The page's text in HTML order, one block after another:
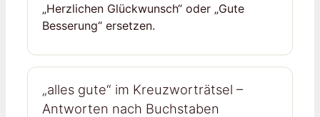
„Herzlichen Glückwunsch“ oder „Gute
Besserung“ ersetzen.
„alles gute“ im Kreuzworträtsel –
Antworten nach Buchstaben